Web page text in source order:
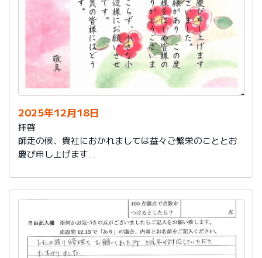
2025年12月18日
拝啓
師走の候、貴社におかれましては益々ご繁栄のこととお
慶び申し上げます
ざいました。
また、本日は心のこもったお葉書を受け取りました。ご
縁があり、この度の拙宅のリフォームを御社様にお願い
し、中田様、渡辺様をはじめ皆様のおかげをもちまし
て、毎日快適に暮らしております。ありがとうございま
した。